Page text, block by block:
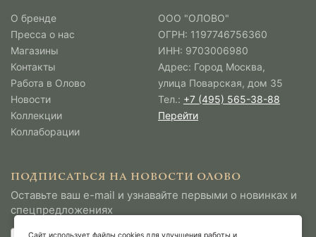
О бренде
Пресса о нас
Магазины
Контакты
Работа в Олово
Новости
Коллекции
Коллаборации
ООО "ОЛОВО"
ОГРН: 1197746756360
ИНН: 9703006980
Адрес: Город Москва,
улица Поварская, дом 35
Тел.: +7 (495) 565-38-88
Перейти
ПОДПИСАТЬСЯ НА НОВОСТИ ОЛОВО
Оставьте ваш e-mail и узнавайте первыми о новинках и
спецпредложениях